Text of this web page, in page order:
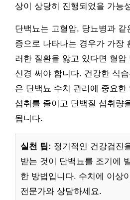
상이 상당히 진행되었을 가능
단백뇨는 고혈압, 당뇨병과 같
증으로 나타나는 경우가 가장
러한 질환을 앓고 있다면 혈압
신경 써야 합니다. 건강한 식
은 단백뇨 수치 관리에 중요한
섭취를 줄이고 단백질 섭취량
됩니다.
실천 팁: 정기적인 건강검진
받는 것이 단백뇨를 조기에
한 방법입니다. 수치에 이상
전문가와 상담하세요.